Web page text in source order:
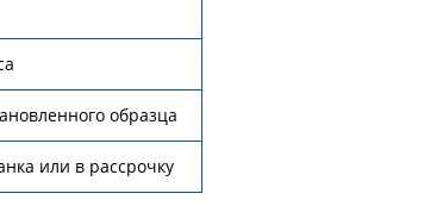
образца
или в рассрочку